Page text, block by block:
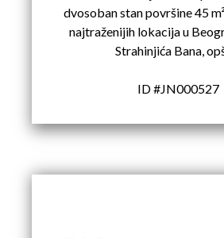
dvosoban stan površine 45
najtraženijih lokacija u
Strahinjića Bana,
ID #JN000527